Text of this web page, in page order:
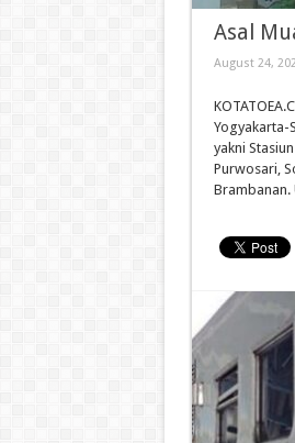
Asal
August 24,
Yogyakarta-
yakni
Purwosari,
Brambanan.